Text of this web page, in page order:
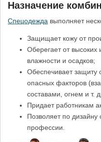
Назначение
Спецодежда выполняет
Защищает кожу от
Оберегает от высоких
влажности и осадков;
Обеспечивает защиту
опасных факторов
составами, огнем и т.
Придает работникам
Позволяет по дизайну
профессии.